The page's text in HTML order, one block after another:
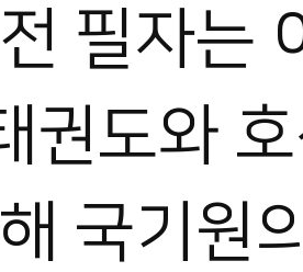
필자는
권도와
국기원